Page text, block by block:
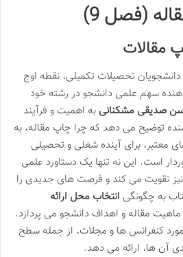
مقالات
تحصیلات تکمیلی، نقطه اوج
سهم علمی دانشجو در رشته خود
صدیقی مشکنانی به اهمیت و فرآیند
توضیح می دهد که چرا چاپ مقاله، به
معتبر، برای آینده شغلی و تحصیلی
است. این نه تنها یک دستاورد علمی
نیز تقویت می کند و فرصت های جدیدی را
به چگونگی انتخاب محل ارائه
مقاله و اهداف دانشجو می پردازد.
کنفرانس ها و مجلات، از جمله سطح
آن ها، ارائه می دهد.